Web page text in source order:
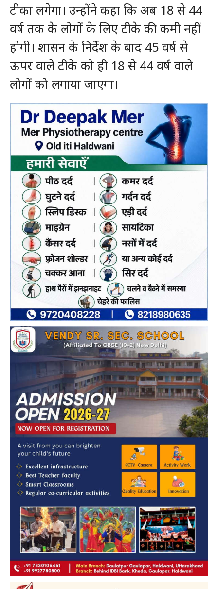
टीका लगेगा। उन्होंने कहा कि अब 18 से 44
वर्ष तक के लोगों के लिए टीके की कमी नहीं
होगी। शासन के निर्देश के बाद 45 वर्ष से
ऊपर वाले टीके को ही 18 से 44 वर्ष वाले
लोगों को लगाया जाएगा।